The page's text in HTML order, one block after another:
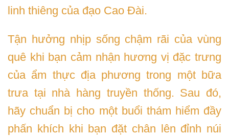
linh thiêng của đạo Cao Đài.
Tận hưởng nhịp sống chậm rãi của vùng
quê khi bạn cảm nhận hương vị đặc trưng
của ẩm thực địa phương trong một bữa
trưa tại nhà hàng truyền thống. Sau đó,
hãy chuẩn bị cho một buổi thám hiểm đầy
phấn khích khi bạn đặt chân lên đỉnh núi